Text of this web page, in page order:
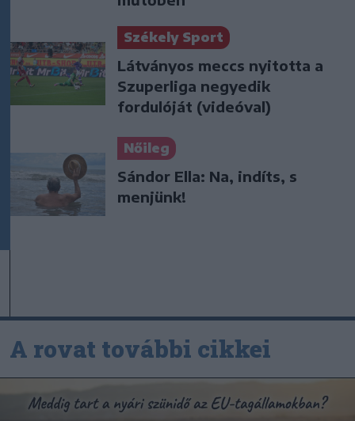
Székely Sport
Látványos meccs nyitotta a
Szuperliga negyedik
fordulóját (videóval)
Nőileg
Sándor Ella: Na, indíts, s
menjünk!
A rovat további cikkei